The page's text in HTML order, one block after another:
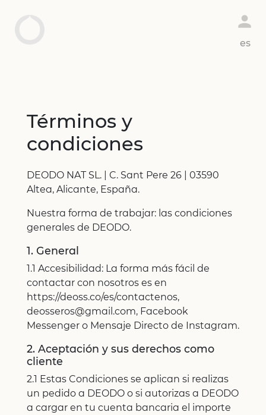
es
person
Términos y
condiciones
DEODO NAT SL. | C. Sant Pere 26 | 03590
Altea, Alicante, España.
Nuestra forma de trabajar: las condiciones
generales de DEODO.
1. General
1.1 Accesibilidad: La forma más fácil de
contactar con nosotros es en
https://deoss.co/es/contactenos,
deosseros@gmail.com, Facebook
Messenger o Mensaje Directo de Instagram.
2. Aceptación y sus derechos como
cliente
2.1 Estas Condiciones se aplican si realizas
un pedido a DEODO o si autorizas a DEODO
a cargar en tu cuenta bancaria el importe